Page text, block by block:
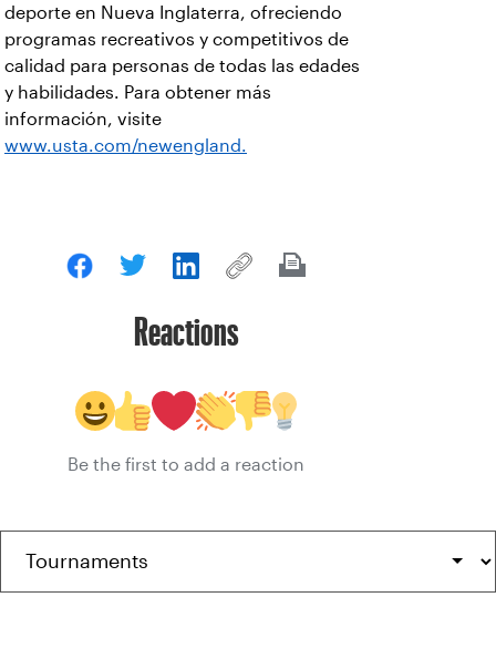
deporte en Nueva Inglaterra, ofreciendo
programas recreativos y competitivos de
calidad para personas de todas las edades
y habilidades. Para obtener más
información, visite
www.usta.com/newengland.
Reactions
Be the first to add a reaction